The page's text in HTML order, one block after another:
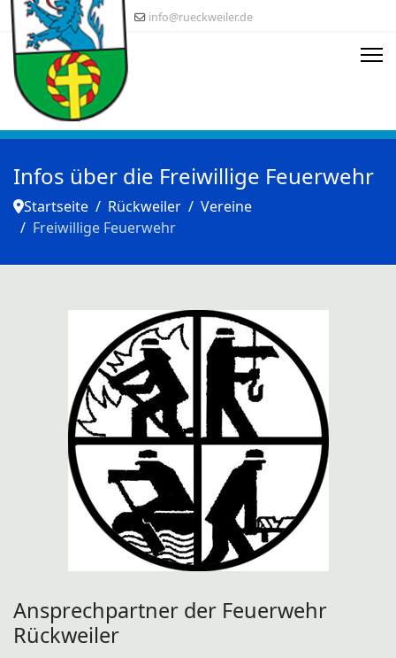
info@rueckweiler.de
Infos über die Freiwillige Feuerwehr
Startseite Rückweiler
Vereine
Freiwillige Feuerwehr
Ansprechpartner der Feuerwehr
Rückweiler